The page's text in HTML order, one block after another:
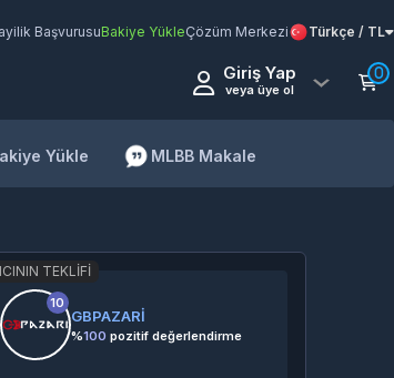
BaşvurusuBakiye YükleÇözüm Merkezi Türkçe / TL
Giriş Yap
veya üye ol
0
Yükle MLBB Makale
TEKLIFI
10
GBPAZARİ
%100 pozitif değerlendirme